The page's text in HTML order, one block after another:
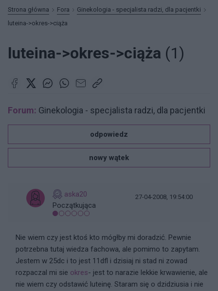
Strona główna Fora
Ginekologia - specjalista radzi, dla pacjentki
luteina->okres->ciąża
luteina->okres->ciąża (1)
Forum: Ginekologia - specjalista radzi, dla pacjentki
odpowiedz
nowy wątek
aska20
Początkująca
27-04-2008, 19:54:00
Nie wiem czy jest ktoś kto mógłby mi doradzić. Pewnie
potrzebna tutaj wiedza fachowa, ale pomimo to zapytam.
Jestem w 25dc i to jest 11dfl i dzisiaj ni stad ni zowad
rozpaczal mi sie okres- jest to narazie lekkie krwawienie, ale
nie wiem czy odstawić luteinę. Staram się o dzidziusia i nie